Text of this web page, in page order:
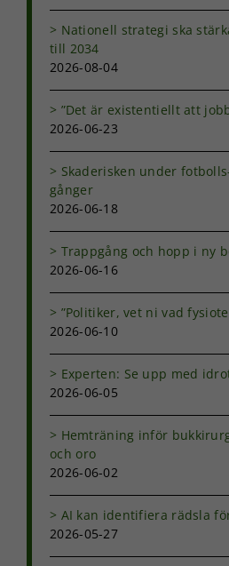
Nationell strategi ska
till 2034
2026-08-04
”Det är existentiellt att
2026-06-23
Skaderisken under
gånger
2026-06-18
Trappgång och hopp i ny
2026-06-16
”Politiker, vet ni vad
2026-06-10
Experten: Se upp med
2026-06-05
Hemträning inför
och oro
2026-06-02
AI kan identifiera rädsla
2026-05-27